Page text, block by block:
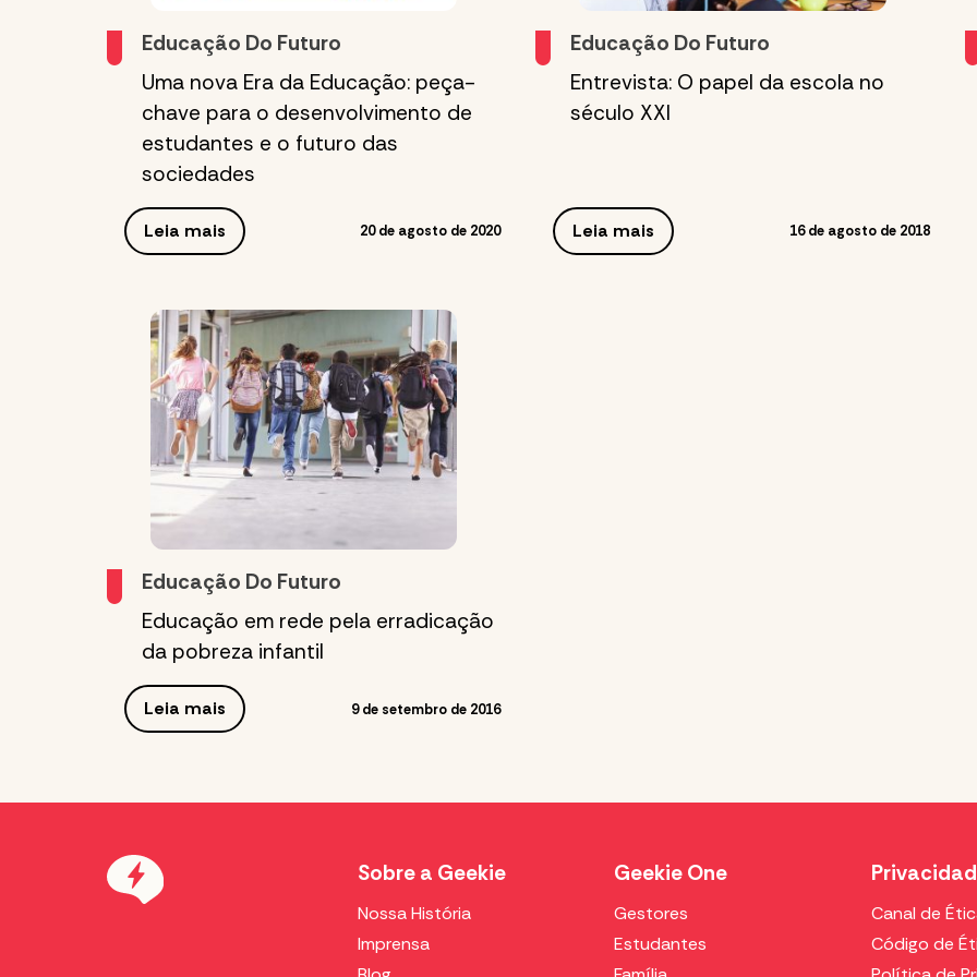
Educação Do Futuro
Uma nova Era da Educação: peça-
chave para o desenvolvimento de
estudantes e o futuro das
sociedades
Leia mais 20 de agosto de 2020
Educação Do Futuro
Entrevista: O papel da escola no
século XXI
Leia mais 16 de agosto de 2018
Educação Do Futuro
Educação em rede pela erradicação
da pobreza infantil
Leia mais 9 de setembro de 2016
Sobre a Geekie
Nossa História
Imprensa
Geekie One
Gestores
Estudantes
Canal de
Código de